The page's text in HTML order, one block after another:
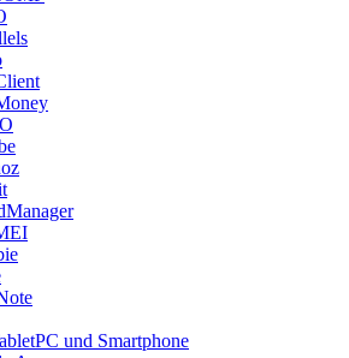
und Smartphone